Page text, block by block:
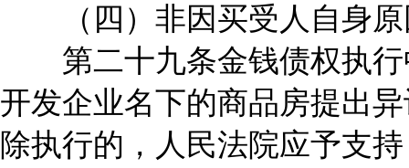
（四）非因买受人自身原
第二十九条金钱债权执行
开发企业名下的商品房提出
除执行的，人民法院应予支